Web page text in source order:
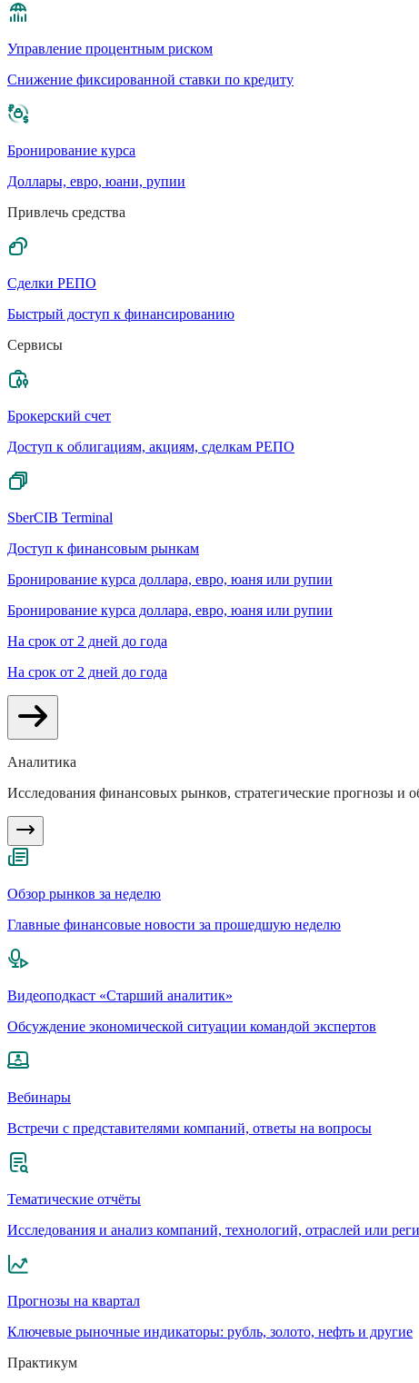
Управление процентным риском
Cнижение фиксированной ставки по кредиту
Бронирование курса
Доллары, евро, юани, рупии
Привлечь средства
Сделки РЕПО
Быстрый доступ к финансированию
Сервисы
Брокерский счет
Доступ к облигациям, акциям, сделкам РЕПО
SberCIB Terminal
Доступ к финансовым рынкам
Бронирование курса доллара, евро, юаня или рупии
Бронирование курса доллара, евро, юаня или рупии
На срок от 2 дней до года
На срок от 2 дней до года
Аналитика
Исследования финансовых рынков, стратегические прогнозы и
Обзор рынков за неделю
Главные финансовые новости за прошедшую неделю
Видеоподкаст «Старший аналитик»
Обсуждение экономической ситуации командой экспертов
Вебинары
Встречи с представителями компаний, ответы на вопросы
Тематические отчёты
Исследования и анализ компаний, технологий, отраслей или
Прогнозы на квартал
Ключевые рыночные индикаторы: рубль, золото, нефть и другие
Практикум